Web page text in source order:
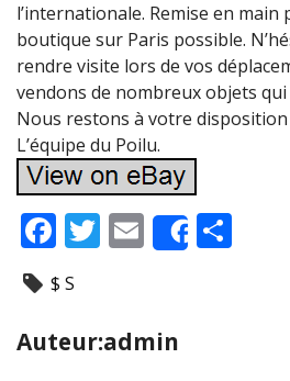
l’internationale. Remise en
boutique sur Paris possible.
rendre visite lors de vos
vendons de nombreux objets
Nous restons à votre
L’équipe du Poilu.
F
ac
e
b
T
er
E
m
l
Share
$ S
Auteur:admin